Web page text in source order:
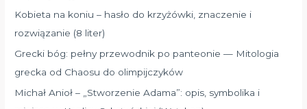
Kobieta na koniu – hasło do krzyżówki, znaczenie i
rozwiązanie (8 liter)
Grecki bóg: pełny przewodnik po panteonie — Mitologia
grecka od Chaosu do olimpijczyków
Michał Anioł – „Stworzenie Adama”: opis, symbolika i